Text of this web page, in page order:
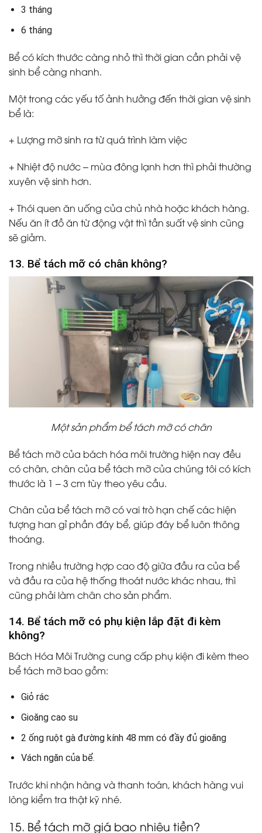
3 tháng
6 tháng
Bể có kích thước càng nhỏ thì thời gian cần phải vệ
sinh bể càng nhanh.
Một trong các yếu tố ảnh hưởng đến thời gian vệ sinh
bể là:
+ Lượng mỡ sinh ra từ quá trình làm việc
+ Nhiệt độ nước – mùa đông lạnh hơn thì phải thường
xuyên vệ sinh hơn.
+ Thói quen ăn uống của chủ nhà hoặc khách hàng.
Nếu ăn ít đồ ăn từ động vật thì tần suất vệ sinh cũng
sẽ giảm.
13. Bể tách mỡ có chân không?
Một sản phẩm bể tách mỡ có chân
Bể tách mỡ của bách hóa môi trường hiện nay đều
có chân, chân của bể tách mỡ của chúng tôi có kích
thước là 1 – 3 cm tùy theo yêu cầu.
Chân của bể tách mỡ có vai trò hạn chế các hiện
tượng han gỉ phần đáy bể, giúp đáy bể luôn thông
thoáng.
Trong nhiều trường hợp cao độ giữa đầu ra của bể
và đầu ra của hệ thống thoát nước khác nhau, thì
cũng phải làm chân cho sản phẩm.
14. Bể tách mỡ có phụ kiện lắp đặt đi kèm
không?
Bách Hóa Môi Trường cung cấp phụ kiện đi kèm theo
bể tách mỡ bao gồm:
Giỏ rác
Gioăng cao su
2 ống ruột gà đường kính 48 mm có đầy đủ gioăng
Vách ngăn của bể.
Trước khi nhận hàng và thanh toán, khách hàng vui
lòng kiểm tra thật kỹ nhé.
15. Bể tách mỡ giá bao nhiêu tiền?